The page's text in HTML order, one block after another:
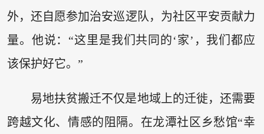
外，还自愿参加治安巡逻队，为社区平安贡献力
量。他说：“这里是我们共同的‘家’，我们都应
该保护好它。”
易地扶贫搬迁不仅是地域上的迁徙，还需要
跨越文化、情感的阻隔。在龙潭社区乡愁馆“幸